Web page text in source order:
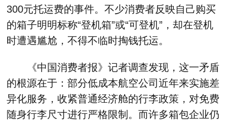
300元托运费的事件。不少消费者反映自己购买
的箱子明明标称“登机箱”或“可登机”，却在登机
时遭遇尴尬，不得不临时掏钱托运。
《中国消费者报》记者调查发现，这一矛盾
的根源在于：部分低成本航空公司近年来实施差
异化服务，收紧普通经济舱的行李政策，对免费
随身行李尺寸进行严格限制。而许多箱包企业仍